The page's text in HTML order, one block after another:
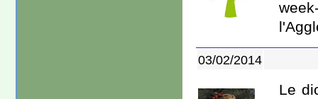
03/02/2014
Le